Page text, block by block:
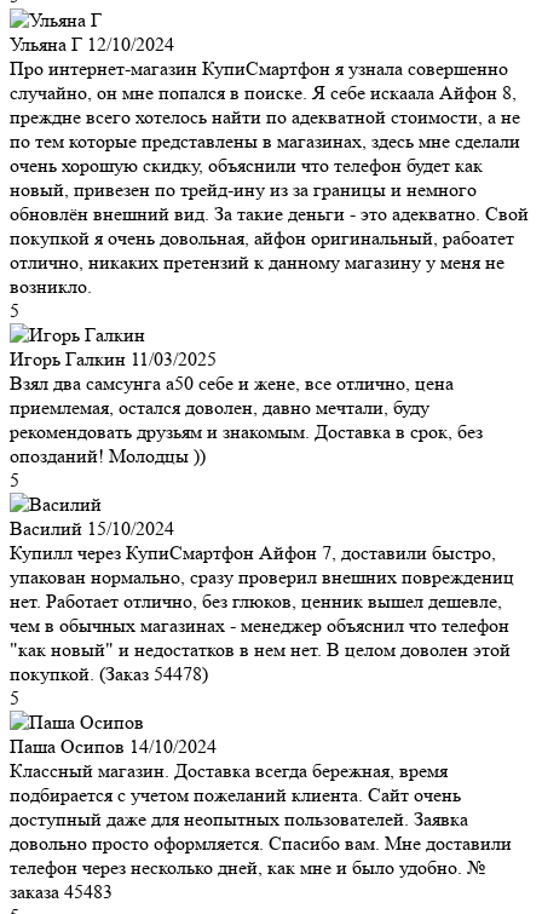
Ульяна Г 12/10/2024
Про интернет-магазин КупиСмартфон я узнала совершенно
случайно, он мне попался в поиске. Я себе искаала Айфон 8,
преждне всего хотелось найти по адекватной стоимости, а не
по тем которые представлены в магазинах, здесь мне сделали
очень хорошую скидку, объяснили что телефон будет как
новый, привезен по трейд-ину из за границы и немного
обновлён внешний вид. За такие деньги - это адекватно. Свой
покупкой я очень довольная, айфон оригинальный, рабоатет
отлично, никаких претензий к данному магазину у меня не
возникло.
5
Игорь Галкин 11/03/2025
Взял два самсунга а50 себе и жене, все отлично, цена
приемлемая, остался доволен, давно мечтали, буду
рекомендовать друзьям и знакомым. Доставка в срок, без
опозданий! Молодцы ))
5
Василий 15/10/2024
Купилл через КупиСмартфон Айфон 7, доставили быстро,
упакован нормально, сразу проверил внешних повреждениц
нет. Работает отлично, без глюков, ценник вышел дешевле,
чем в обычных магазинах - менеджер объяснил что телефон
"как новый" и недостатков в нем нет. В целом доволен этой
покупкой. (Заказ 54478)
5
Паша Осипов 14/10/2024
Классный магазин. Доставка всегда бережная, время
подбирается с учетом пожеланий клиента. Сайт очень
доступный даже для неопытных пользователей. Заявка
довольно просто оформляется. Спасибо вам. Мне доставили
телефон через несколько дней, как мне и было удобно. №
заказа 45483